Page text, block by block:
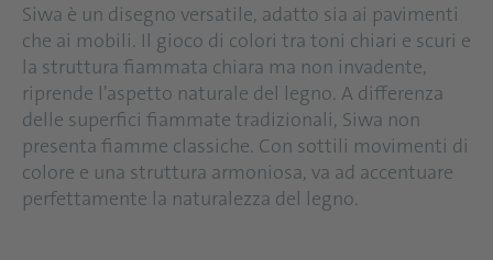
Siwa è un disegno versatile, adatto sia ai pavimenti
che ai mobili. Il gioco di colori tra toni chiari e scuri e
la struttura fiammata chiara ma non invadente,
riprende l'aspetto naturale del legno. A differenza
delle superfici fiammate tradizionali, Siwa non
presenta fiamme classiche. Con sottili movimenti di
colore e una struttura armoniosa, va ad accentuare
perfettamente la naturalezza del legno.